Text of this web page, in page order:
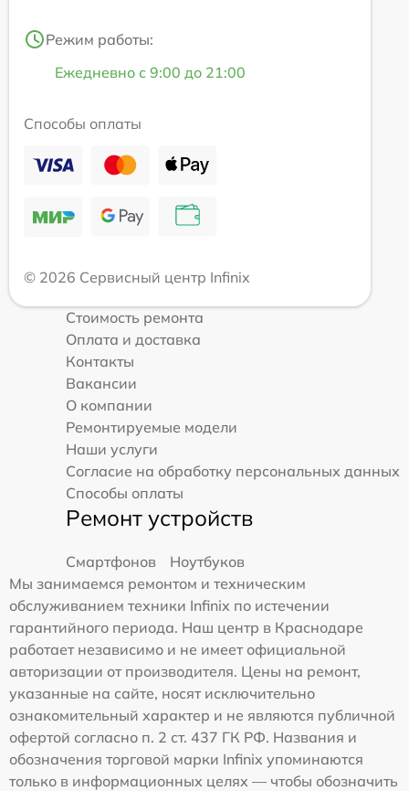
Режим работы:
Ежедневно с 9:00 до 21:00
Способы оплаты
© 2026 Сервисный центр Infinix
Стоимость ремонта
Оплата и доставка
Контакты
Вакансии
О компании
Ремонтируемые модели
Наши услуги
Согласие на обработку персональных данных
Способы оплаты
Ремонт устройств
Смартфонов
Ноутбуков
Мы занимаемся ремонтом и техническим
обслуживанием техники Infinix по истечении
гарантийного периода. Наш центр в Краснодаре
работает независимо и не имеет официальной
авторизации от производителя. Цены на ремонт,
указанные на сайте, носят исключительно
ознакомительный характер и не являются публичной
офертой согласно п. 2 ст. 437 ГК РФ. Названия и
обозначения торговой марки Infinix упоминаются
только в информационных целях — чтобы обозначить